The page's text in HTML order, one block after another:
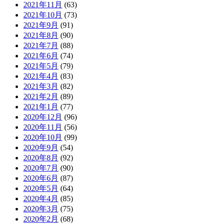
2021年11月 (63)
2021年10月 (73)
2021年9月 (91)
2021年8月 (90)
2021年7月 (88)
2021年6月 (74)
2021年5月 (79)
2021年4月 (83)
2021年3月 (82)
2021年2月 (89)
2021年1月 (77)
2020年12月 (96)
2020年11月 (56)
2020年10月 (99)
2020年9月 (54)
2020年8月 (92)
2020年7月 (90)
2020年6月 (87)
2020年5月 (64)
2020年4月 (85)
2020年3月 (75)
2020年2月 (68)